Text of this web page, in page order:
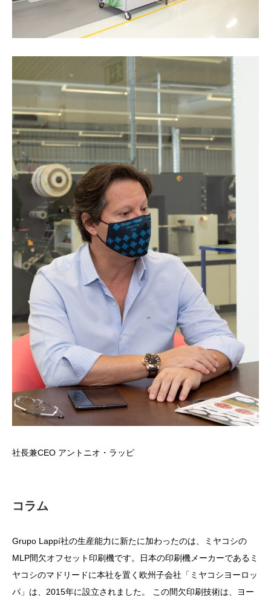
社長兼CEO アントニオ・ラッピ
コラム
Grupo Lappí社の生産能力に新たに加わったのは、ミヤコシの
MLP間欠オフセット印刷機です。日本の印刷機メーカーであるミ
ヤコシのマドリードに本社を置く欧州子会社「ミヤコシヨーロッ
パ」は、2015年に設立されました。 この間欠印刷技術は、ヨー